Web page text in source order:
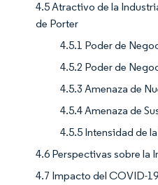
4.5 Atractivo de la
de Porter
4.5.1 Poder de
4.5.2 Poder de
4.5.3 Amenaza de
4.5.4 Amenaza de
4.5.5 Intensidad de
4.6 Perspectivas sobre la
4.7 Impacto del COVID-